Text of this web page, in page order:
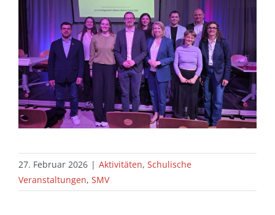
27. Februar 2026 | Aktivitäten, Schulische
Veranstaltungen, SMV